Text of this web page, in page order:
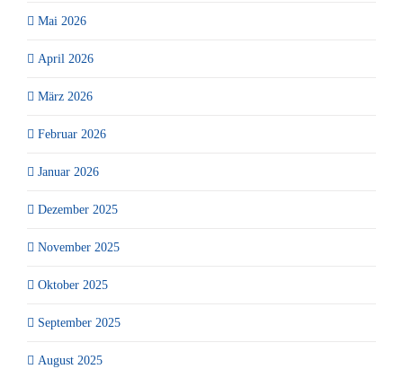
Mai 2026
April 2026
März 2026
Februar 2026
Januar 2026
Dezember 2025
November 2025
Oktober 2025
September 2025
August 2025